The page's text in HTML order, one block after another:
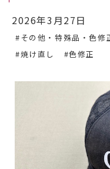
2026年3月27日
#その他・特殊品・色修
#焼け直し
#色修正